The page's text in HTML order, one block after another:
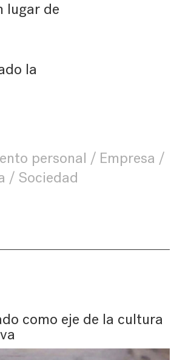
lugar de
la
personal
Empresa
Sociedad
como eje de la cultura